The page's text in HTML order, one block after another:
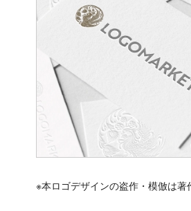
※本ロゴデザインの盗作・模倣は著